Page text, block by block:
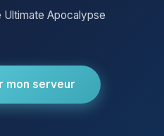
Ultimate Apocalypse
mon serveur